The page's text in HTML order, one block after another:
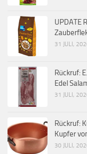
UPDATE
31 JULI,
Rückruf:
Edel
31 JULI,
Rückruf:
Kupfer
30 JULI,